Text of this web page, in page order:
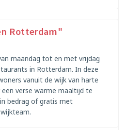
Rotterdam"
maandag tot en met vrijdag
in Rotterdam. In deze
vanuit de wijk van harte
verse warme maaltijd te
bedrag of gratis met